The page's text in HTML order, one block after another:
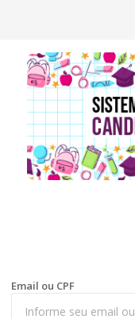
Email ou CPF